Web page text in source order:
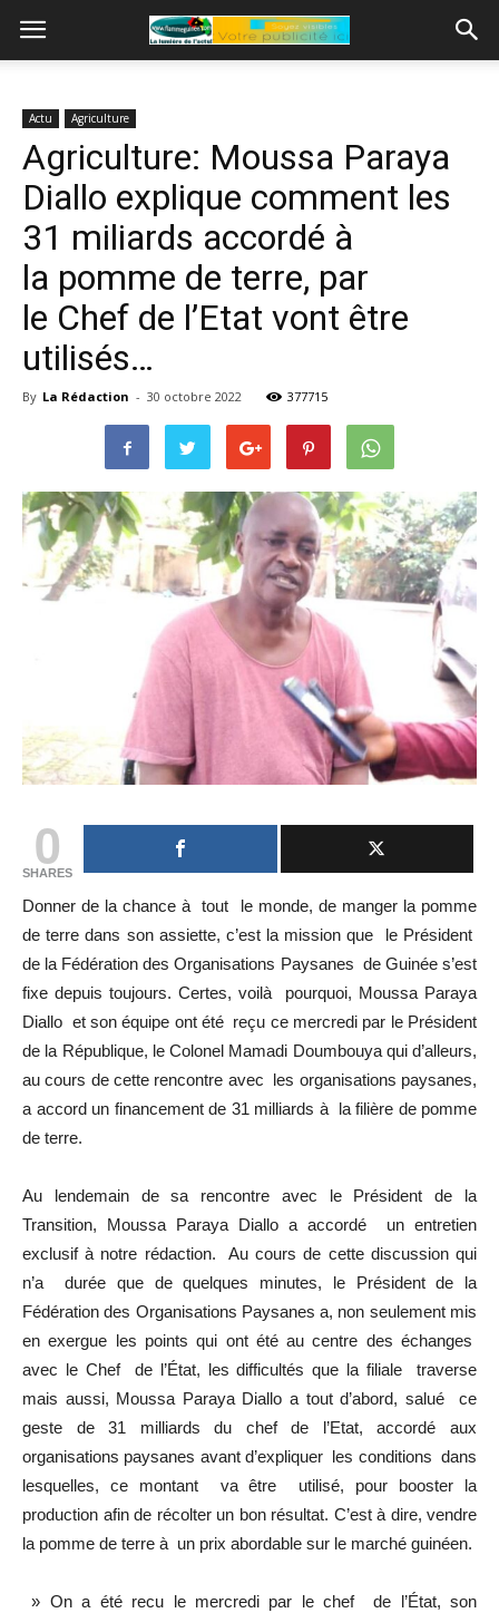
Actu Agriculture
Agriculture: Moussa Paraya
Diallo explique comment les
31 miliards accordé à
la pomme de terre, par
le Chef de l’Etat vont être
utilisés…
By La Rédaction - 30 octobre 2022 377715
0
SHARES
Donner de la chance à tout le monde, de manger la pomme
de terre dans son assiette, c’est la mission que le Président
de la Fédération des Organisations Paysanes de Guinée s’est
fixe depuis toujours. Certes, voilà pourquoi, Moussa Paraya
Diallo et son équipe ont été reçu ce mercredi par le Président
de la République, le Colonel Mamadi Doumbouya qui d’alleurs,
au cours de cette rencontre avec les organisations paysanes,
a accord un financement de 31 milliards à la filière de pomme
de terre.
Au lendemain de sa rencontre avec le Président de la
Transition, Moussa Paraya Diallo a accordé un entretien
exclusif à notre rédaction. Au cours de cette discussion qui
n’a durée que de quelques minutes, le Président de la
Fédération des Organisations Paysanes a, non seulement mis
en exergue les points qui ont été au centre des échanges
avec le Chef de l’État, les difficultés que la filiale traverse
mais aussi, Moussa Paraya Diallo a tout d’abord, salué ce
geste de 31 milliards du chef de l’Etat, accordé aux
organisations paysanes avant d’expliquer les conditions dans
lesquelles, ce montant va être utilisé, pour booster la
production afin de récolter un bon résultat. C’est à dire, vendre
la pomme de terre à un prix abordable sur le marché guinéen.
» On a été recu le mercredi par le chef de l’État, son